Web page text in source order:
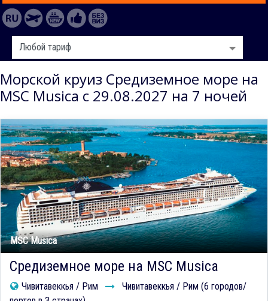
Морской круиз Средиземное море на
MSC Musica с 29.08.2027 на 7 ночей
MSC Musica
Средиземное море на MSC Musica
Чивитавеккья / Рим
Чивитавеккья / Рим (6 городов/